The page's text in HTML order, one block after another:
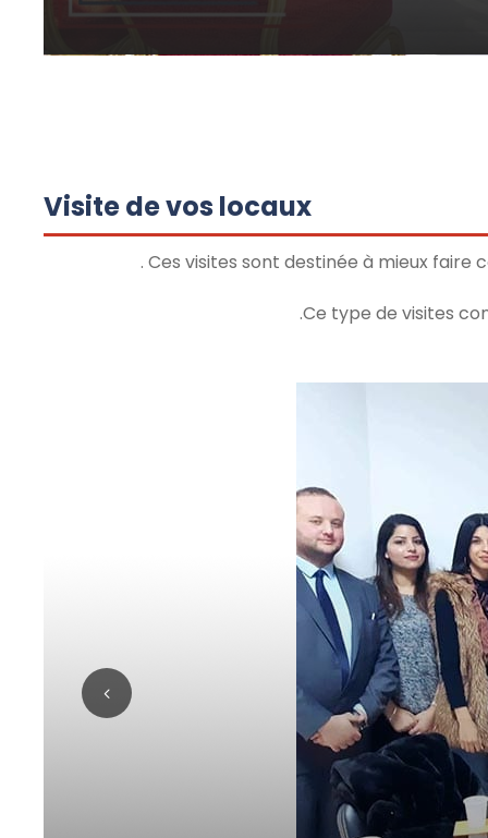
Visite de vos locaux
Ces visites sont destinée à mieux faire
Ce type de visites